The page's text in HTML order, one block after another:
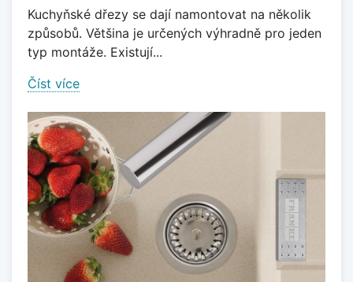
Kuchyňské dřezy se dají namontovat na několik
způsobů. Většina je určených výhradně pro jeden
typ montáže. Existují...
Číst více